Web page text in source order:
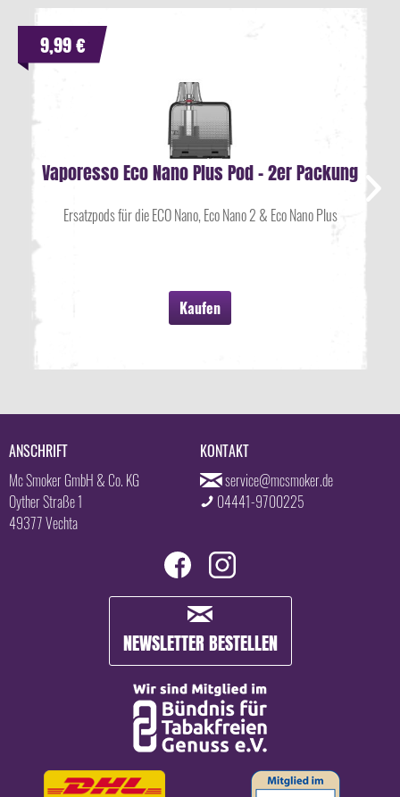
Vaporesso Eco Nano Plus Pod - 2er Packung
Ersatzpods für die ECO Nano, Eco Nano 2 & Eco Nano Plus
Kaufen
9,99 €
ANSCHRIFT
Mc Smoker GmbH & Co. KG
Oyther Straße 1
49377 Vechta
KONTAKT
service@mcsmoker.de
04441-9700225
NEWSLETTER BESTELLEN